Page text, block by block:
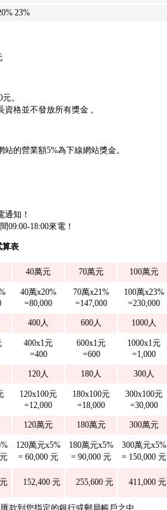
23%
。
格並不發放所有獎金 。
的營業額5%為下線網站獎金。
通知！
09:00-18:00來電！
算表
40萬元 70萬元 100萬元
40萬x20%
=80,000
70萬x21%
=147,000
100萬x23%
=230,000
400人 600人 1000人
400x1元
=400
600x1元
=600
1000x1元
=1,000
120人 180人 300人
120x100元
=12,000
180x100元
=18,000
300x100元
=30,000
120萬元 180萬元 300萬元
120萬元x5%
= 60,000 元
180萬元x5%
= 90,000 元
300萬元x5%
= 150,000 元
152,400 元 255,600 元 411,000 元
款到您指定的銀行或郵局帳戶之中。